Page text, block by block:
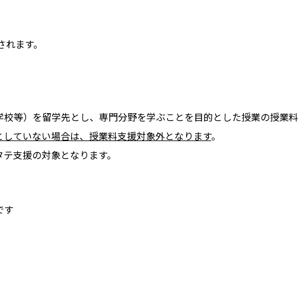
ます。
等）を留学先とし、専門分野を学ぶことを目的とした授業の授業料
ていない場合は、授業料支援対象外となります。
支援の対象となります。
す